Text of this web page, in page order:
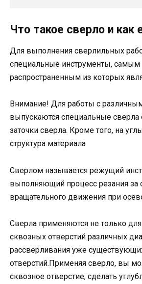
Что такое сверло и как
Для выполнения сверлильных
специальные инструменты, самым
распространенным из которых
Внимание! Для работы с
выпускаются специальные
заточки сверла. Кроме того, на
структура материала
Сверлом называется режущий
выполняющий процесс резания за
вращательного движения при
Сверла применяются не только
сквозных отверстий различных
рассверливания уже
отверстий.Применяя сверло, вы
сквозное отверстие, сделать